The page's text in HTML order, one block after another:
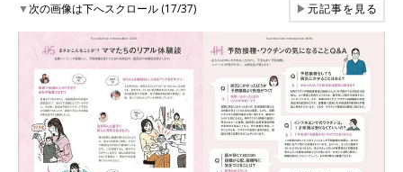
▼次の画像は下へスクロール (17/37) ▶元記事を見る